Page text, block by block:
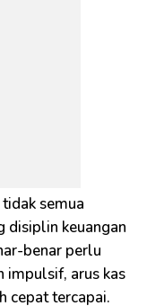
semua
disiplin keuangan
benar perlu
impulsif, arus kas
cepat tercapai.